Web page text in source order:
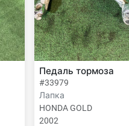
Педаль тормоза
#33979
Лапка
HONDA GOLD
2002